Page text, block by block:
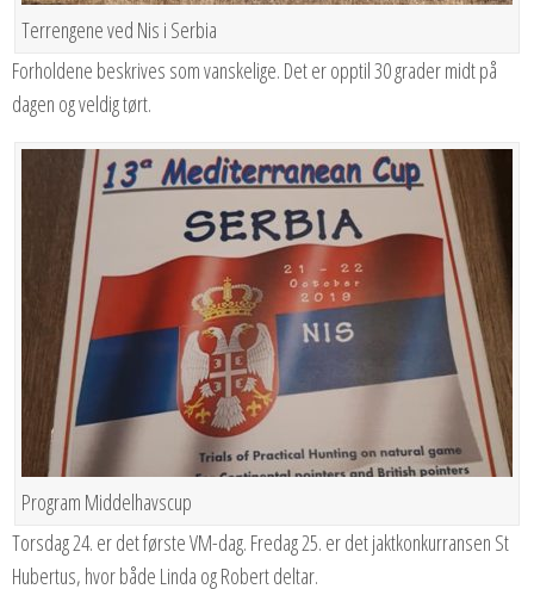
Terrengene ved Nis i Serbia
Forholdene beskrives som vanskelige. Det er opptil 30 grader midt på
dagen og veldig tørt.
Program Middelhavscup
Torsdag 24. er det første VM-dag. Fredag 25. er det jaktkonkurransen St
Hubertus, hvor både Linda og Robert deltar.